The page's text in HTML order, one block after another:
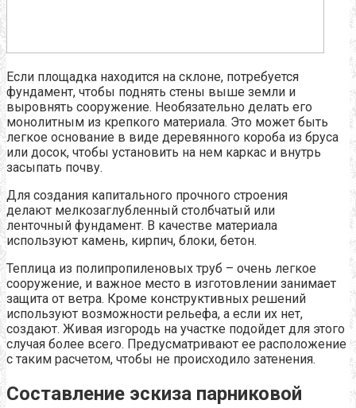
Если площадка находится на склоне, потребуется
фундамент, чтобы поднять стены выше земли и
выровнять сооружение. Необязательно делать его
монолитным из крепкого материала. Это может быть
легкое основание в виде деревянного короба из бруса
или досок, чтобы установить на нем каркас и внутрь
засыпать почву.
Для создания капитального прочного строения
делают мелкозаглубленный столбчатый или
ленточный фундамент. В качестве материала
используют камень, кирпич, блоки, бетон.
Теплица из полипропиленовых труб – очень легкое
сооружение, и важное место в изготовлении занимает
защита от ветра. Кроме конструктивных решений
используют возможности рельефа, а если их нет,
создают. Живая изгородь на участке подойдет для этого
случая более всего. Предусматривают ее расположение
с таким расчетом, чтобы не происходило затенения.
Составление эскиза парниковой